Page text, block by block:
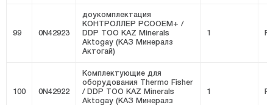
99 0N42923
доукомплектация
КОНТРОЛЛЕР PCOOEM+ /
DDP ТОО KAZ Minerals
Aktogay (КАЗ Минералз
Актогай)
1
100 0N42922
Комплектующие для
оборудования Thermo Fisher
/ DDP ТОО KAZ Minerals
Aktogay (КАЗ Минералз
1